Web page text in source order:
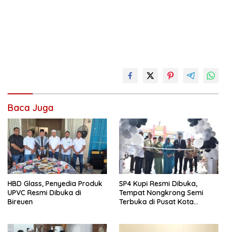
Baca Juga
HBD Glass, Penyedia Produk
UPVC Resmi Dibuka di
Bireuen
SP4 Kupi Resmi Dibuka,
Tempat Nongkrong Semi
Terbuka di Pusat Kota